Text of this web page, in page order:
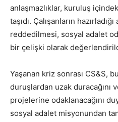
anlaşmazlıklar, kuruluş
taşıdı. Çalışanların
reddedilmesi, sosyal adalet
bir çelişki olarak
Yaşanan kriz sonrası CS&S,
duruşlardan uzak duracağını
projelerine odaklanacağını
sosyal adalet misyonundan